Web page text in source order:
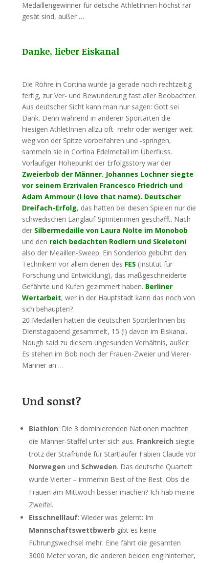
Medaillengewinner für detsche AthletInnen höchst rar
gesät sind, außer …
Danke, lieber Eiskanal
Die Röhre in Cortina wurde ja gerade noch rechtzeitig
fertig, zur Ver- und Bewunderung fast aller Beobachter.
Aus deutscher Sicht kann man nur sagen: Gott sei
Dank. Denn während in anderen Sportarten die
hiesigen AthletInnen allzu oft mehr oder weniger weit
weg von der Spitze vorbeifahren und -springen,
sammeln sie in Cortina Edelmetall im Überfluss.
Vorläufiger Höhepunkt der Erfolgsstory war der
Zweierbob der Männer. Johannes Lochner siegte
vor seinem Erzrivalen Francesco Friedrich und
Adam Ammour (I love that name). Deutscher
Dreifach-Erfolg, das hatten bei diesen Spielen nur die
schwedischen Langlauf-Sprinterinnen geschafft. Nach
der Silbermedaille von Laura Nolte im Monobob
und den reich bedachten Rodlern und Skeletoni
also der Meaillen-Sweep. Ein Sonderlob gebührt den
Technikern vor allem denen des FES (Institut für
Forschung und Entwicklung), das maßgeschneiderte
Gefährte und Kufen gezimmert haben. Berliner
Wertarbeit, wer in der Hauptstadt kann das noch von
sich behaupten?
20 Medaillen hatten die deutschen SportlerInnen bis
Dienstagabend gesammelt, 15 (!) davon im Eiskanal.
Nough said zu diesem ungesunden Verhältnis, außer:
Es stehen im Bob noch der Frauen-Zweier und Vierer-
Männer an …
Und sonst?
Biathlon: Die 3 dominierenden Nationen machten
die Männer-Staffel unter sich aus. Frankreich siegte
trotz der Strafrunde für Startläufer Fabien Claude vor
Norwegen und Schweden. Das deutsche Quartett
wurde Vierter – immerhin Best of the Rest. Obs die
Frauen am Mittwoch besser machen? Ich hab meine
Zweifel.
Eisschnelllauf: Wieder was gelernt: Im
Mannschaftswettbwerb gibt es keine
Führungswechsel mehr. Eine fährt die gesamten
3000 Meter voran, die anderen beiden eng hinterher,